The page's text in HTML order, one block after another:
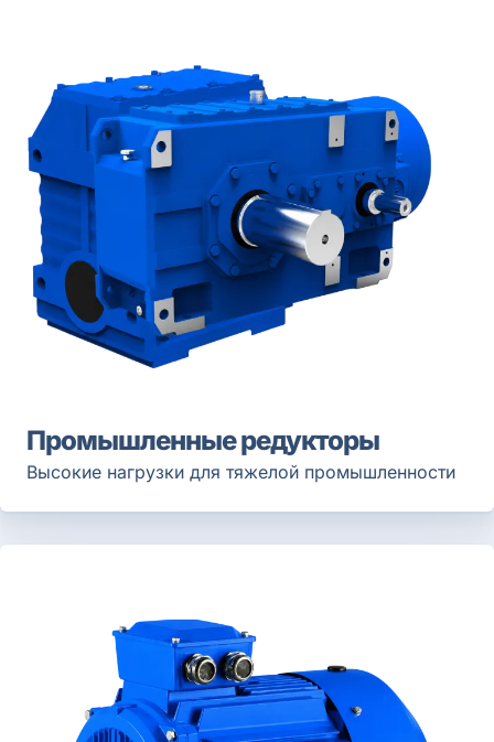
Промышленные редукторы
Высокие нагрузки для тяжелой промышленности